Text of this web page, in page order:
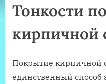
Тонкости
кирпичной
Покрытие кирпичной
единственный способ